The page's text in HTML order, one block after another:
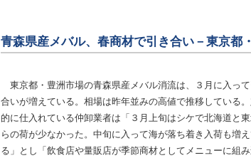
青森県産メバル、春商材で引き合い－東京都
東京都・豊洲市場の青森県産メバル消流は、３月に入って
合いが増えている。相場は昨年並みの高値で推移している
的に仕入れている仲卸業者は「３月上旬はシケで北海道と
らの荷が少なかった。中旬に入って海が落ち着き入荷も増
る」とし「飲食店や量販店が季節商材としてメニューに組